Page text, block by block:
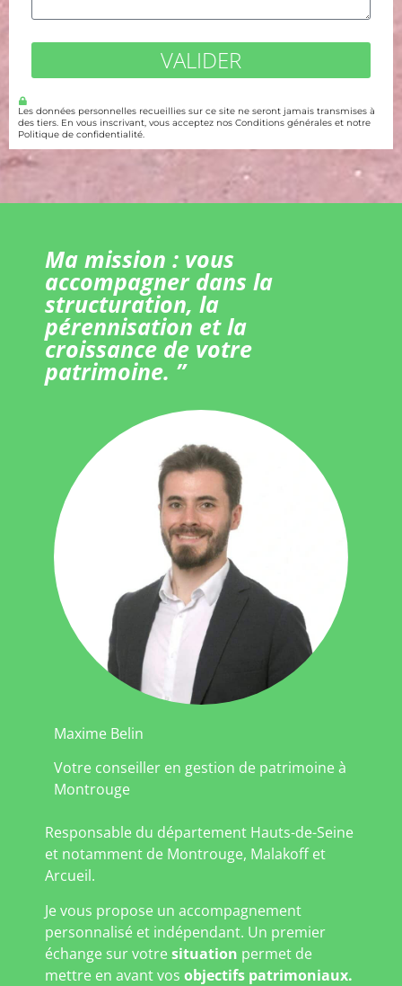
VALIDER
Les données personnelles recueillies sur ce site ne seront jamais transmises à
des tiers. En vous inscrivant, vous acceptez nos Conditions générales et notre
Politique de confidentialité.
Ma mission : vous
accompagner dans la
structuration, la
pérennisation et la
croissance de votre
patrimoine. ”
Maxime Belin
Votre conseiller en gestion de patrimoine à
Montrouge
Responsable du département Hauts-de-Seine
et notamment de Montrouge, Malakoff et
Arcueil.
Je vous propose un accompagnement
personnalisé et indépendant. Un premier
échange sur votresituation permet de
mettre en avant vos objectifs patrimoniaux.